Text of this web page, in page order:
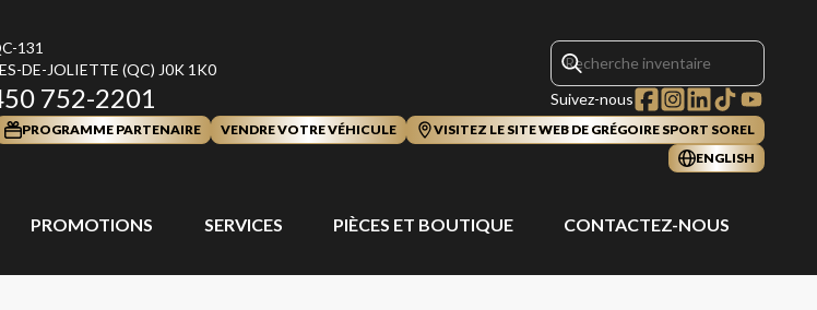
131
DE-JOLIETTE (QC) J0K 1K0
752-2201 Suivez-nous
PROGRAMME PARTENAIRE VENDRE VOTRE VÉHICULE
VISITEZ LE SITE WEB DE GRÉGOIRE SPORT SOREL
ENGLISH
PROMOTIONS SERVICES PIÈCES ET BOUTIQUE CONTACTEZ-NOUS